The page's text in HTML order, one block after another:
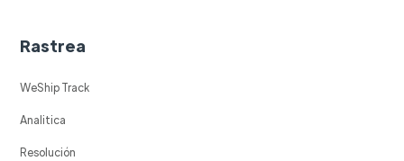
Rastrea
WeShip Track
Analitica
Resolución